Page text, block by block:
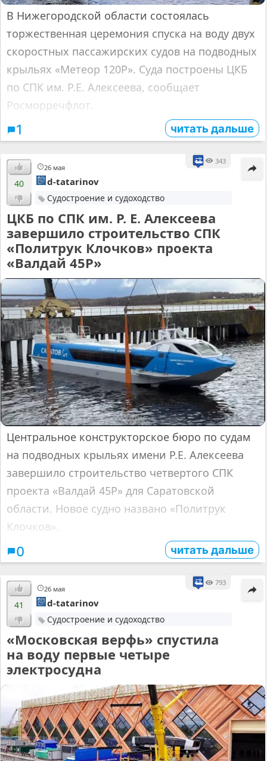
В Нижегородской области состоялась
торжественная церемония спуска на воду двух
скоростных пассажирских судов на подводных
крыльях «Метеор 120Р». Суда построены ЦКБ
по СПК им. Р.Е. Алексеева, сообщает
Росморречфлот.
1 читать дальше
26 мая
343
40 d-tatarinov
Судостроение и судоходство
ЦКБ по СПК им. Р. Е. Алексеева
завершило строительство СПК
«Политрук Клочков» проекта
«Валдай 45Р»
Центральное конструкторское бюро по судам
на подводных крыльях имени Р.Е. Алексеева
завершило строительство четвертого СПК
проекта «Валдай 45Р» для Саратовской
области. Новое судно названо «Политрук
Клочков».
0 читать дальше
26 мая
793
41 d-tatarinov
Судостроение и судоходство
«Московская верфь» спустила
на воду первые четыре
электросудна